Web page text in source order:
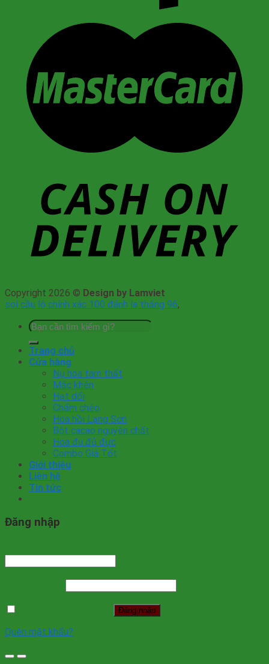
Copyright 2026 © Design by Lamviet
soi cầu lô chính xác 100 đánh la thắng 96,
Tìm
kiếm:
Trang chủ
Cửa hàng
Nụ hoa tam thất
Mắc khén
Hạt dổi
Chẩm chéo
Hoa hồi Lạng Sơn
Bột cacao nguyên chất
Hoa đu đủ đực
Combo Giá Tốt
Giới thiệu
Liên hệ
Tin tức
Đăng nhập
Đăng nhập
Quên mật khẩu?